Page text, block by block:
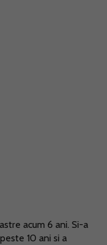
acum 6 ani. Si-a
10 ani si a